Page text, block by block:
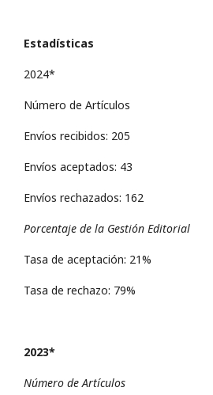
Estadísticas
2024*
Número de Artículos
Envíos recibidos: 205
Envíos aceptados: 43
Envíos rechazados: 162
Porcentaje de la Gestión Editorial
Tasa de aceptación: 21%
Tasa de rechazo: 79%
2023*
Número de Artículos